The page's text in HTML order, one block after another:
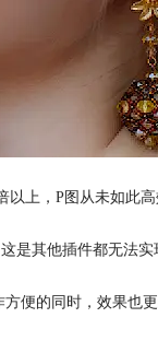
上，P图从未如此高
是其他插件都无法实
便的同时，效果也更